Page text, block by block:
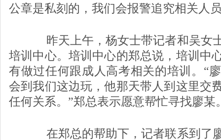
公章是私刻的，我们会报警追究相关人
昨天上午，杨女士带记者和吴女
培训中心。培训中心的郑总说，培训中
有做过任何跟成人高考相关的培训。“
会到我们这边玩，他那天带人到这里交
任何关系。”郑总表示愿意帮忙寻找廖某
在郑总的帮助下，记者联系到了